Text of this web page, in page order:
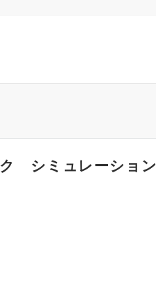
シミュレーション